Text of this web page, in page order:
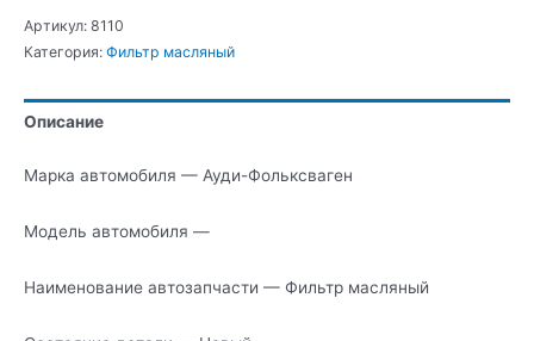
Фильтр
Артикул: 8110
Категория: Фильтр масляный
Описание
Марка автомобиля — Ауди-Фольксваген
Модель автомобиля —
Наименование автозапчасти — Фильтр масляный